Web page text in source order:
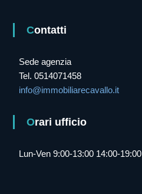
Contatti
Sede agenzia
Tel. 0514071458
info@immobiliarecavallo.it
Orari ufficio
Lun-Ven 9:00-13:00 14:00-19:00